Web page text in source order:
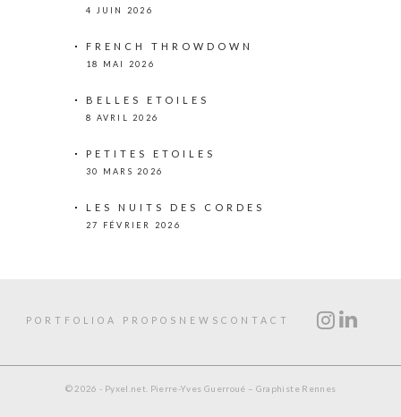
4 JUIN 2026
FRENCH THROWDOWN
18 MAI 2026
BELLES ETOILES
8 AVRIL 2026
PETITES ETOILES
30 MARS 2026
LES NUITS DES CORDES
27 FÉVRIER 2026
PORTFOLIO A PROPOS NEWS CONTACT
© 2026 - Pyxel.net. Pierre-Yves Guerroué – Graphiste Rennes